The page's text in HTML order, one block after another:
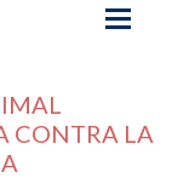
CONTRA LA